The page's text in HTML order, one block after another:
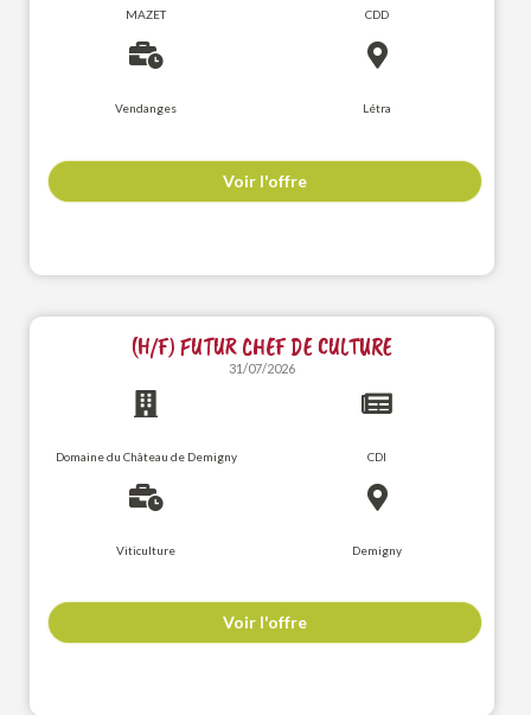
MAZET CDD
Vendanges Létra
Voir l'offre
(H/F) FUTUR CHEF DE CULTURE
31/07/2026
Domaine du Château de Demigny CDI
Viticulture Demigny
Voir l'offre